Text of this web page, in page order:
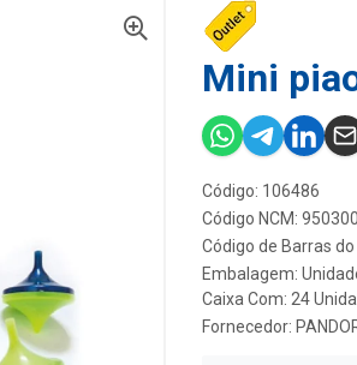
Mini
Código: 106486
Código NCM:
Código de Barras
Embalagem:
Caixa Com: 24
Fornecedor: